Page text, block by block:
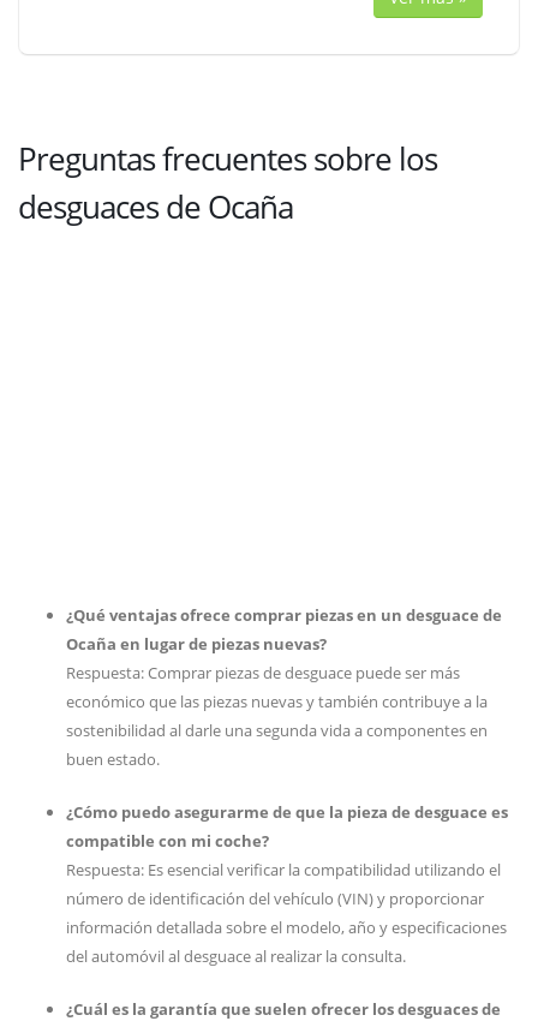
Preguntas frecuentes sobre los
desguaces de Ocaña
¿Qué ventajas ofrece comprar piezas en un desguace de
Ocaña en lugar de piezas nuevas?
Respuesta: Comprar piezas de desguace puede ser más
económico que las piezas nuevas y también contribuye a la
sostenibilidad al darle una segunda vida a componentes en
buen estado.
¿Cómo puedo asegurarme de que la pieza de desguace es
compatible con mi coche?
Respuesta: Es esencial verificar la compatibilidad utilizando el
número de identificación del vehículo (VIN) y proporcionar
información detallada sobre el modelo, año y especificaciones
del automóvil al desguace al realizar la consulta.
¿Cuál es la garantía que suelen ofrecer los desguaces de